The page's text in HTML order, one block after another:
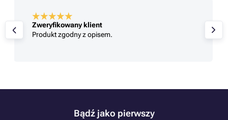
Zweryfikowany klient
Produkt zgodny z opisem.
Bądź jako pierwszy